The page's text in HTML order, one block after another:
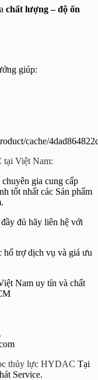
chất lượng – độ ổn
giúp:
Việt Nam:
gia cung cấp
tốt nhất các Sản phẩm
đủ hãy liên hệ với
trợ dịch vụ và giá ưu
Nam uy tín và chất
thủy lực HYDAC Tại
Service.